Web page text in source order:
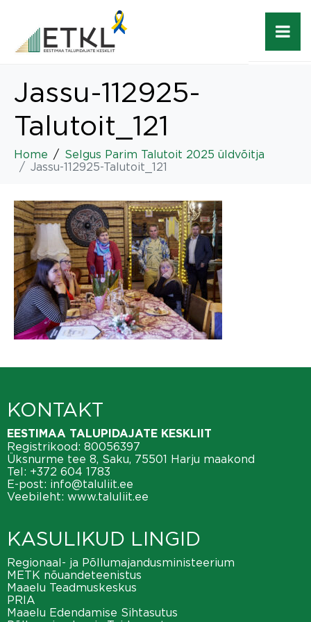
Jassu-112925-
Talutoit_121
Home
Selgus Parim Talutoit 2025 üldvõitja
Jassu-112925-Talutoit_121
KONTAKT
EESTIMAA TALUPIDAJATE KESKLIIT
Registrikood: 80056397
Üksnurme tee 8, Saku, 75501 Harju maakond
Tel: +372 604 1783
E-post: info@taluliit.ee
Veebileht: www.taluliit.ee
KASULIKUD LINGID
Regionaal- ja Põllumajandusministeerium
METK nõuandeteenistus
Maaelu Teadmuskeskus
PRIA
Maaelu Edendamise Sihtasutus